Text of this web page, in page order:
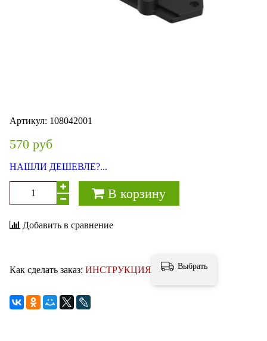
Артикул: 108042001
570 руб
НАШЛИ ДЕШЕВЛЕ?...
В корзину
Добавить в сравнение
Как сделать заказ: ИНСТРУКЦИЯ Выбрать